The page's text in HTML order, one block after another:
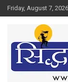
Skip
to
Friday, August 7, 2026